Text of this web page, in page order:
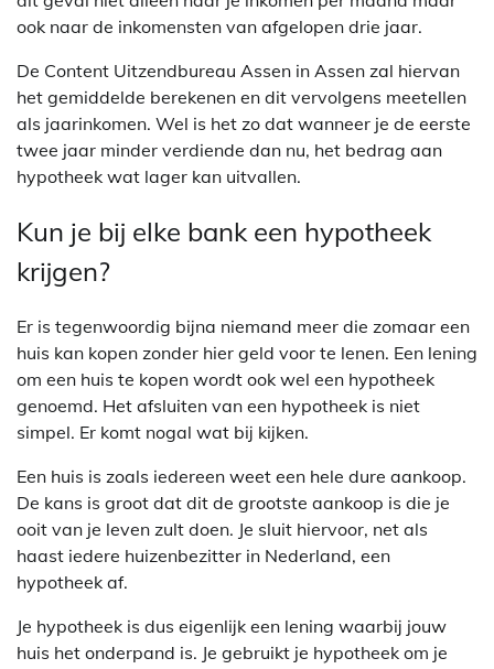
ook naar de inkomensten van afgelopen drie jaar.
De Content Uitzendbureau Assen in Assen zal hiervan
het gemiddelde berekenen en dit vervolgens meetellen
als jaarinkomen. Wel is het zo dat wanneer je de eerste
twee jaar minder verdiende dan nu, het bedrag aan
hypotheek wat lager kan uitvallen.
Kun je bij elke bank een hypotheek
krijgen?
Er is tegenwoordig bijna niemand meer die zomaar een
huis kan kopen zonder hier geld voor te lenen. Een lening
om een huis te kopen wordt ook wel een hypotheek
genoemd. Het afsluiten van een hypotheek is niet
simpel. Er komt nogal wat bij kijken.
Een huis is zoals iedereen weet een hele dure aankoop.
De kans is groot dat dit de grootste aankoop is die je
ooit van je leven zult doen. Je sluit hiervoor, net als
haast iedere huizenbezitter in Nederland, een
hypotheek af.
Je hypotheek is dus eigenlijk een lening waarbij jouw
huis het onderpand is. Je gebruikt je hypotheek om je